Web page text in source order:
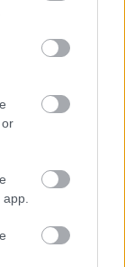
nádobách
teploty
To sa
Aby tieto
potrebné
Pri